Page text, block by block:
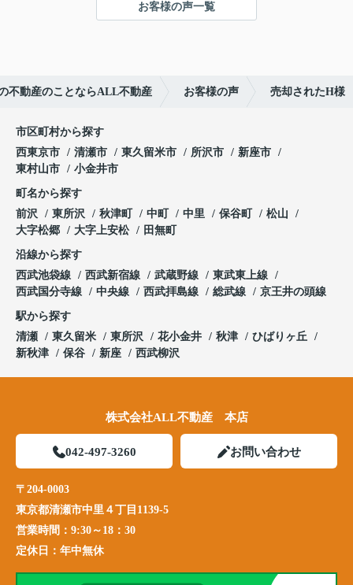
お客様の声一覧
不動産のことならALL不動産 お客様の声 売却されたH様
市区町村から探す
西東京市
清瀬市 東久留米市 所沢市
新座市
東村山市
小金井市
町名から探す
前沢
東所沢 秋津町 中町 中里 保谷町
松山
大字松郷
大字上安松 田無町
沿線から探す
西武池袋線
西武新宿線 武蔵野線
東武東上線
西武国分寺線
中央線 西武拝島線 総武線 京王井の頭線
駅から探す
清瀬
東久留米 東所沢 花小金井 秋津
ひばりヶ丘
新秋津
保谷 新座 西武柳沢
株式会社ALL不動産 本店
042-497-3260 お問い合わせ
〒204-0003
東京都清瀬市中里４丁目1139-5
営業時間： 9:30～18：30
定休日： 年中無休